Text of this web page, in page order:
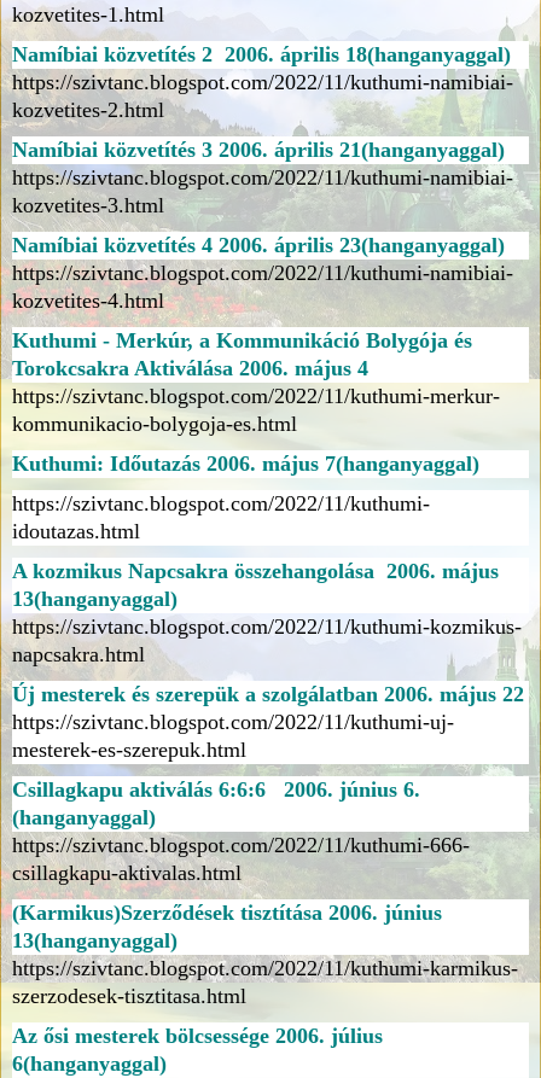
kozvetites-1.html
Namíbiai közvetítés 2 2006. április 18(hanganyaggal)
https://szivtanc.blogspot.com/2022/11/kuthumi-namibiai-
kozvetites-2.html
Namíbiai közvetítés 3 2006. április 21(hanganyaggal)
https://szivtanc.blogspot.com/2022/11/kuthumi-namibiai-
kozvetites-3.html
Namíbiai közvetítés 4 2006. április 23(hanganyaggal)
https://szivtanc.blogspot.com/2022/11/kuthumi-namibiai-
kozvetites-4.html
Kuthumi - Merkúr, a Kommunikáció Bolygója és
Torokcsakra Aktiválása 2006. május 4
https://szivtanc.blogspot.com/2022/11/kuthumi-merkur-
kommunikacio-bolygoja-es.html
Kuthumi: Időutazás 2006. május 7(hanganyaggal)
https://szivtanc.blogspot.com/2022/11/kuthumi-
idoutazas.html
A kozmikus Napcsakra összehangolása 2006. május
13(hanganyaggal)
https://szivtanc.blogspot.com/2022/11/kuthumi-kozmikus-
napcsakra.html
Új mesterek és szerepük a szolgálatban 2006. május 22
https://szivtanc.blogspot.com/2022/11/kuthumi-uj-
mesterek-es-szerepuk.html
Csillagkapu aktiválás 6:6:6 2006. június 6.
(hanganyaggal)
https://szivtanc.blogspot.com/2022/11/kuthumi-666-
csillagkapu-aktivalas.html
(Karmikus)Szerződések tisztítása 2006. június
13(hanganyaggal)
https://szivtanc.blogspot.com/2022/11/kuthumi-karmikus-
szerzodesek-tisztitasa.html
Az ősi mesterek bölcsessége 2006. július
6(hanganyaggal)